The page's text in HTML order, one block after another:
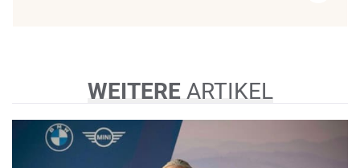
WEITERE ARTIKEL